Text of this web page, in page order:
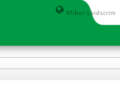
Rfiber-Laidscrim